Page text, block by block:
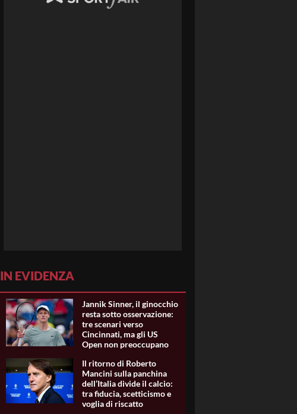
IN EVIDENZA
Jannik Sinner, il ginocchio
resta sotto osservazione:
tre scenari verso
Cincinnati, ma gli US
Open non preoccupano
Il ritorno di Roberto
Mancini sulla panchina
dell’Italia divide il calcio:
tra fiducia, scetticismo e
voglia di riscatto